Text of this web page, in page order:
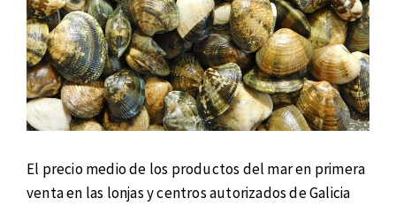
El precio medio de los productos del mar en primera
venta en las lonjas y centros autorizados de Galicia